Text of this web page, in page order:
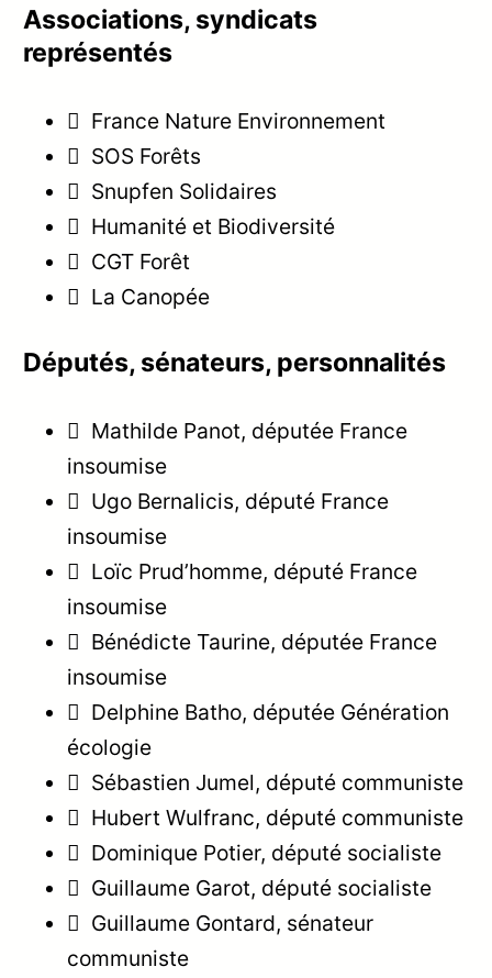
Associations, syndicats
représentés
 France Nature Environnement
 SOS Forêts
 Snupfen Solidaires
 Humanité et Biodiversité
 CGT Forêt
 La Canopée
Députés, sénateurs, personnalités
 Mathilde Panot, députée France
insoumise
 Ugo Bernalicis, député France
insoumise
 Loïc Prud’homme, député France
insoumise
 Bénédicte Taurine, députée France
insoumise
 Delphine Batho, députée Génération
écologie
 Sébastien Jumel, député communiste
 Hubert Wulfranc, député communiste
 Dominique Potier, député socialiste
 Guillaume Garot, député socialiste
 Guillaume Gontard, sénateur
communiste